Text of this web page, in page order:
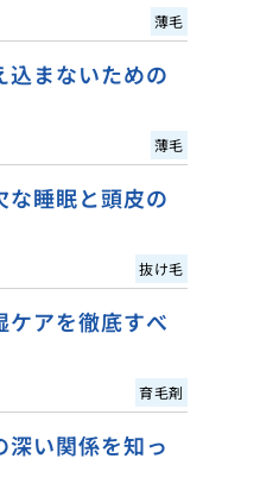
薄毛
込まないための
薄毛
な睡眠と頭皮の
抜け毛
ケアを徹底すべ
育毛剤
深い関係を知っ